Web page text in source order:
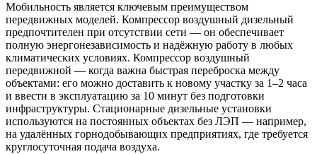
Мобильность является ключевым преимуществом
передвижных моделей. Компрессор воздушный дизельный
предпочтителен при отсутствии сети — он обеспечивает
полную энергонезависимость и надёжную работу в любых
климатических условиях. Компрессор воздушный
передвижной — когда важна быстрая переброска между
объектами: его можно доставить к новому участку за 1–2 часа
и ввести в эксплуатацию за 10 минут без подготовки
инфраструктуры. Стационарные дизельные установки
используются на постоянных объектах без ЛЭП — например,
на удалённых горнодобывающих предприятиях, где требуется
круглосуточная подача воздуха.